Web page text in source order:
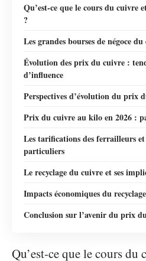
Qu’est-ce que le cours du cuivre
?
Les grandes bourses de négoce
Évolution des prix du cuivre :
d’influence
Perspectives d’évolution du prix
Prix du cuivre au kilo en 2026 :
Les tarifications des ferrailleurs
particuliers
Le recyclage du cuivre et ses
Impacts économiques du recyclage
Conclusion sur l’avenir du prix
Qu’est-ce que le cours du